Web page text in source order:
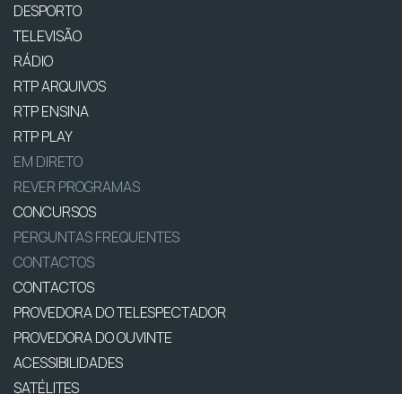
DESPORTO
TELEVISÃO
RÁDIO
RTP ARQUIVOS
RTP ENSINA
RTP PLAY
EM DIRETO
REVER PROGRAMAS
CONCURSOS
PERGUNTAS FREQUENTES
CONTACTOS
CONTACTOS
PROVEDORA DO TELESPECTADOR
PROVEDORA DO OUVINTE
ACESSIBILIDADES
SATÉLITES